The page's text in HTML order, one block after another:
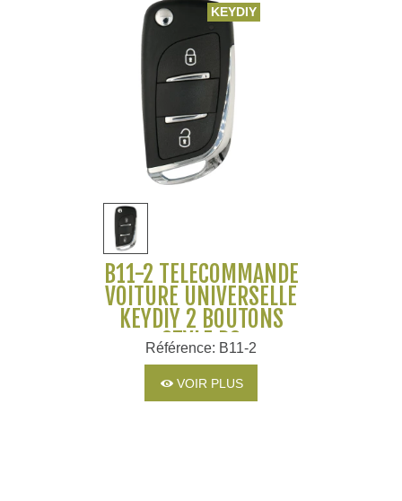
KEYDIY
B11-2 TÉLÉCOMMANDE
VOITURE UNIVERSELLE
KEYDIY 2 BOUTONS
STYLE DS
Référence: B11-2
VOIR PLUS